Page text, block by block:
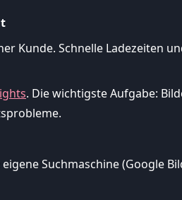
Kunde. Schnelle Ladezeiten
. Die wichtigste Aufgabe:
Suchmaschine (Google